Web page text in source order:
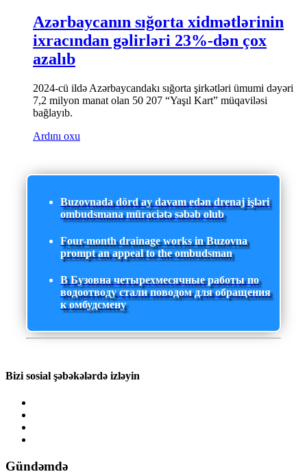
Azərbaycanın sığorta xidmətlərinin
ixracından gəlirləri 23%-dən çox
azalıb
2024-cü ildə Azərbaycandakı sığorta şirkətləri ümumi dəyəri
7,2 milyon manat olan 50 207 “Yaşıl Kart” müqaviləsi
bağlayıb.
Ardını oxu
Buzovnada dörd ay davam edən drenaj işləri
ombudsmana müraciətə səbəb olub
Four-month drainage works in Buzovna
prompt an appeal to the ombudsman
В Бузовна четырехмесячные работы по
водоотводу стали поводом для обращения
к омбудсмену
Bizi sosial şəbəkələrdə izləyin
Gündəmdə